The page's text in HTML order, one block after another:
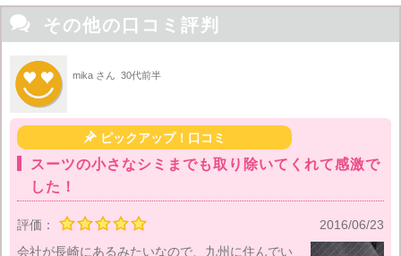
 その他の口コミ評判
mika さん 30代前半
ピックアップ！口コミ
スーツの小さなシミまでも取り除いてくれて感激で
した！
評価：
2016/06/23
会社が長崎にあるみたいなので、九州に住んでい